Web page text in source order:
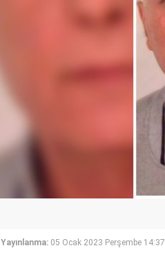
Yayınlanma: 05 Ocak 2023 Perşembe 14:37